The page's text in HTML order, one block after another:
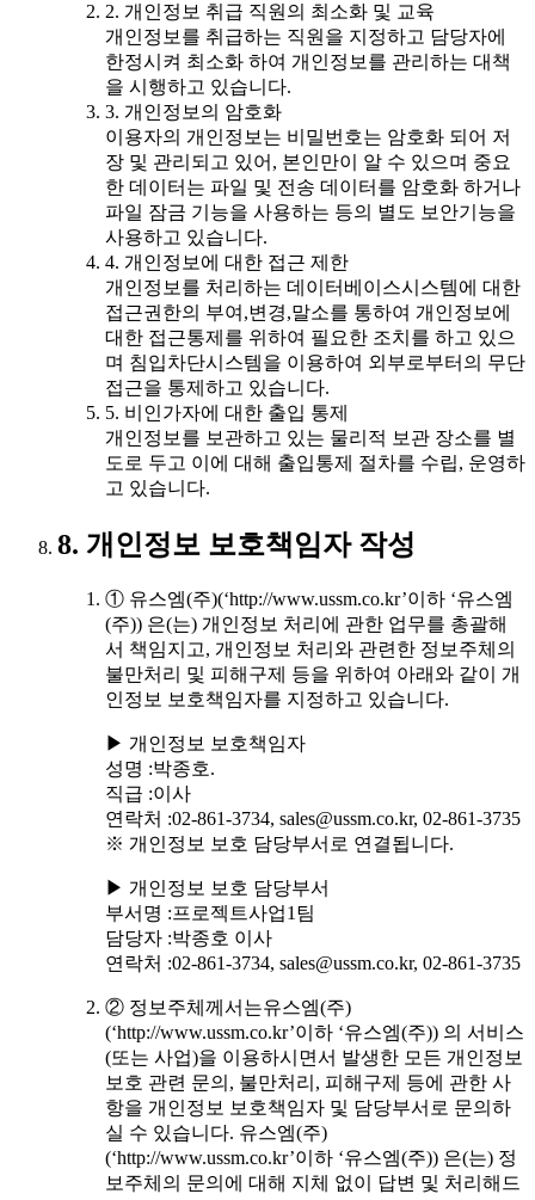
2. 개인정보 취급 직원의 최소화 및 교육
개인정보를 취급하는 직원을 지정하고 담당자에
한정시켜 최소화 하여 개인정보를 관리하는 대책
을 시행하고 있습니다.
3. 개인정보의 암호화
이용자의 개인정보는 비밀번호는 암호화 되어 저
장 및 관리되고 있어, 본인만이 알 수 있으며 중요
한 데이터는 파일 및 전송 데이터를 암호화 하거나
파일 잠금 기능을 사용하는 등의 별도 보안기능을
사용하고 있습니다.
4. 개인정보에 대한 접근 제한
개인정보를 처리하는 데이터베이스시스템에 대한
접근권한의 부여,변경,말소를 통하여 개인정보에
대한 접근통제를 위하여 필요한 조치를 하고 있으
며 침입차단시스템을 이용하여 외부로부터의 무단
접근을 통제하고 있습니다.
5. 비인가자에 대한 출입 통제
개인정보를 보관하고 있는 물리적 보관 장소를 별
도로 두고 이에 대해 출입통제 절차를 수립, 운영하
고 있습니다.
8. 개인정보 보호책임자 작성
① 유스엠(주)(‘http://www.ussm.co.kr’이하 ‘유스엠
(주)) 은(는) 개인정보 처리에 관한 업무를 총괄해
서 책임지고, 개인정보 처리와 관련한 정보주체의
불만처리 및 피해구제 등을 위하여 아래와 같이 개
인정보 보호책임자를 지정하고 있습니다.
▶ 개인정보 보호책임자
성명 :박종호.
직급 :이사
연락처 :02-861-3734, sales@ussm.co.kr, 02-861-3735
※ 개인정보 보호 담당부서로 연결됩니다.
▶ 개인정보 보호 담당부서
부서명 :프로젝트사업1팀
담당자 :박종호 이사
연락처 :02-861-3734, sales@ussm.co.kr, 02-861-3735
② 정보주체께서는유스엠(주)
(‘http://www.ussm.co.kr’이하 ‘유스엠(주)) 의 서비스
(또는 사업)을 이용하시면서 발생한 모든 개인정보
보호 관련 문의, 불만처리, 피해구제 등에 관한 사
항을 개인정보 보호책임자 및 담당부서로 문의하
실 수 있습니다. 유스엠(주)
(‘http://www.ussm.co.kr’이하 ‘유스엠(주)) 은(는) 정
보주체의 문의에 대해 지체 없이 답변 및 처리해드